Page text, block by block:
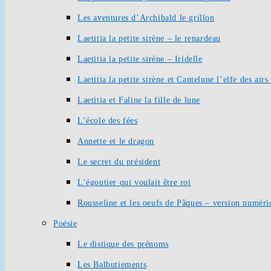
Les aventures d’Archibald le grillon
Laetitia la petite sirène – le renardeau
Laetitia la petite sirène – Iridelle
Laetitia la petite sirène et Cantelune l’elfe des airs
Laetitia et Faline la fille de lune
L’école des fées
Annette et le dragon
Le secret du président
L’égoutier qui voulait être roi
Rousseline et les oeufs de Pâques – version
Poésie
Le distique des prénoms
Les Balbutiements